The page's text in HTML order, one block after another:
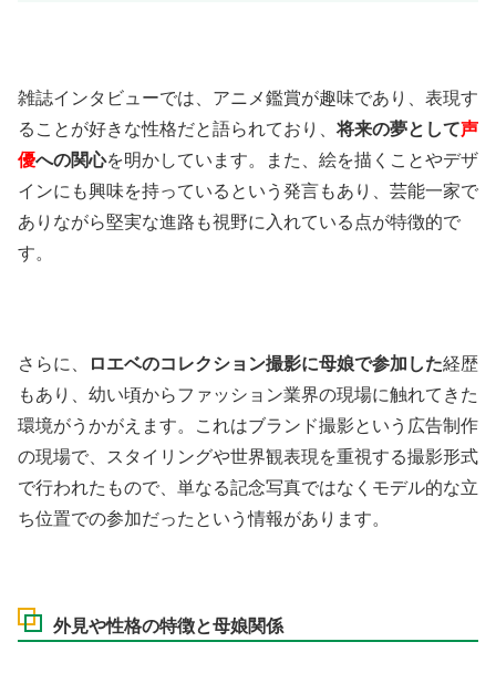
雑誌インタビューでは、アニメ鑑賞が趣味であり、表現す
ることが好きな性格だと語られており、将来の夢として声
優への関心を明かしています。また、絵を描くことやデザ
インにも興味を持っているという発言もあり、芸能一家で
ありながら堅実な進路も視野に入れている点が特徴的で
す。
さらに、 ロエベのコレクション撮影に母娘で参加した経歴
もあり、幼い頃からファッション業界の現場に触れてきた
環境がうかがえます。これはブランド撮影という広告制作
の現場で、スタイリングや世界観表現を重視する撮影形式
で行われたもので、単なる記念写真ではなくモデル的な立
ち位置での参加だったという情報があります。
外見や性格の特徴と母娘関係